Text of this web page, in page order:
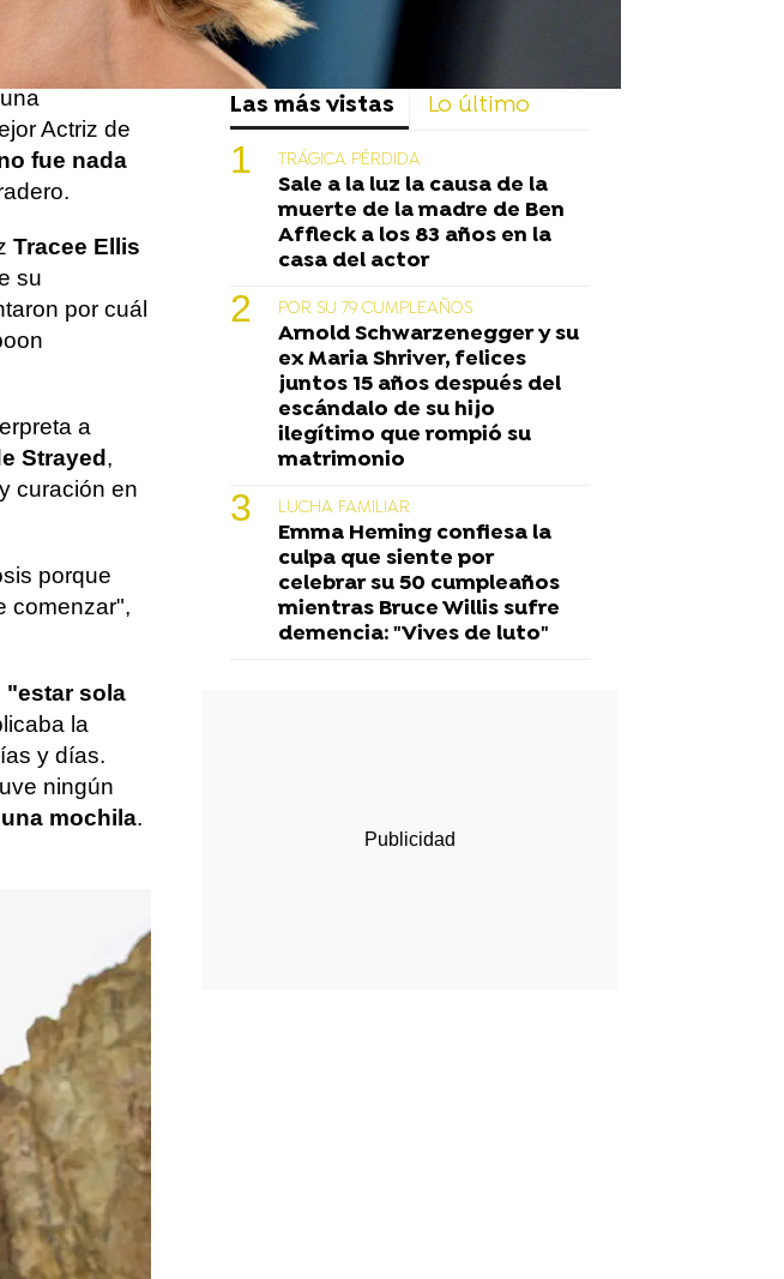
papeles en
Actriz de
fue nada
Tracee Ellis
su
por cuál
a
Strayed ,
curación en
porque
comenzar",
"estar sola
la
y días.
ningún
mochila.
Las más vistas Lo último
TRÁGICA PÉRDIDA
Sale a la luz la causa de la
muerte de la madre de Ben
Affleck a los 83 años en la
casa del actor
POR SU 79 CUMPLEAÑOS
Arnold Schwarzenegger y su
ex Maria Shriver, felices
juntos 15 años después del
escándalo de su hijo
ilegítimo que rompió su
matrimonio
LUCHA FAMILIAR
Emma Heming confiesa la
culpa que siente por
celebrar su 50 cumpleaños
mientras Bruce Willis sufre
demencia: "Vives de luto"